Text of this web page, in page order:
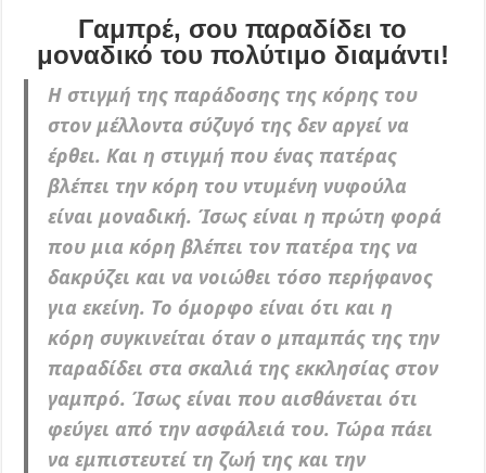
Γαμπρέ, σου παραδίδει το
μοναδικό του πολύτιμο διαμάντι!
Η στιγμή της παράδοσης της κόρης του
στον μέλλοντα σύζυγό της δεν αργεί να
έρθει. Και η στιγμή που ένας πατέρας
βλέπει την κόρη του ντυμένη νυφούλα
είναι μοναδική. Ίσως είναι η πρώτη φορά
που μια κόρη βλέπει τον πατέρα της να
δακρύζει και να νοιώθει τόσο περήφανος
για εκείνη. Το όμορφο είναι ότι και η
κόρη συγκινείται όταν ο μπαμπάς της την
παραδίδει στα σκαλιά της εκκλησίας στον
γαμπρό. Ίσως είναι που αισθάνεται ότι
φεύγει από την ασφάλειά του. Τώρα πάει
να εμπιστευτεί τη ζωή της και την